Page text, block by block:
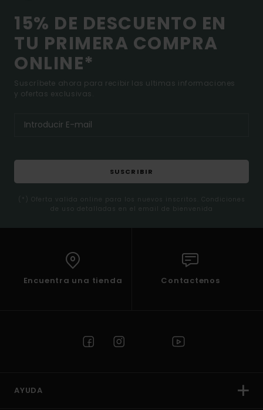
15% DE DESCUENTO EN
TU PRIMERA COMPRA
ONLINE*
Suscríbete ahora para recibir las ultimas informaciones
y ofertas exclusivas.
SUSCRIBIR
(*) Oferta valida online para los nuevos inscritos. Condiciones
de uso detalladas en el email de bienvenida
Encuentra una tienda Contactenos
AYUDA